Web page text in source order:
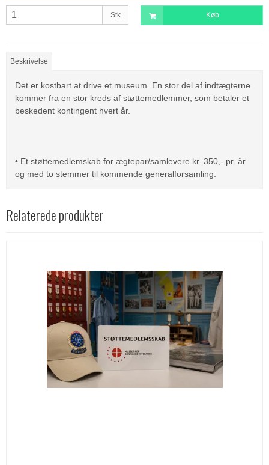
Stk Køb
Beskrivelse
Det er kostbart at drive et museum. En stor del af indtægterne
kommer fra en stor kreds af støttemedlemmer, som betaler et
beskedent kontingent hvert år.
• Et støttemedlemskab for ægtepar/samlevere kr. 350,- pr. år
og med to stemmer til kommende generalforsamling.
Relaterede produkter